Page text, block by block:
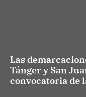
Las
Tánger y San
convocatoria de